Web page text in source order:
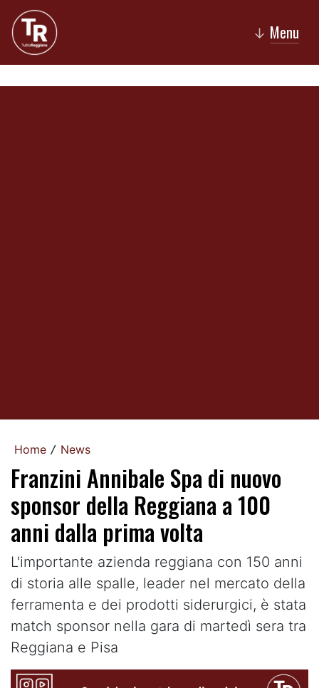
↓ Menu
Home / News
Franzini Annibale Spa di nuovo
sponsor della Reggiana a 100
anni dalla prima volta
L'importante azienda reggiana con 150 anni
di storia alle spalle, leader nel mercato della
ferramenta e dei prodotti siderurgici, è stata
match sponsor nella gara di martedì sera tra
Reggiana e Pisa